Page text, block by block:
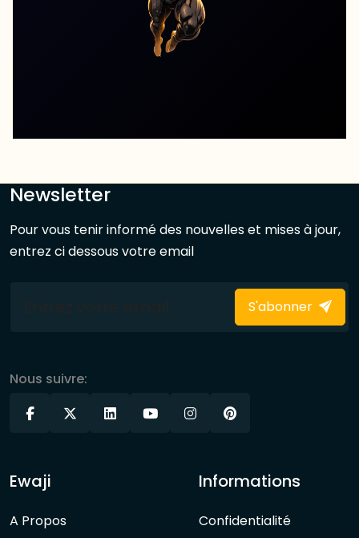
Newsletter
Pour vous tenir informé des nouvelles et mises à jour,
entrez ci dessous votre email
S'abonner
Nous suivre:
Ewaji
A Propos
Informations
Confidentialité